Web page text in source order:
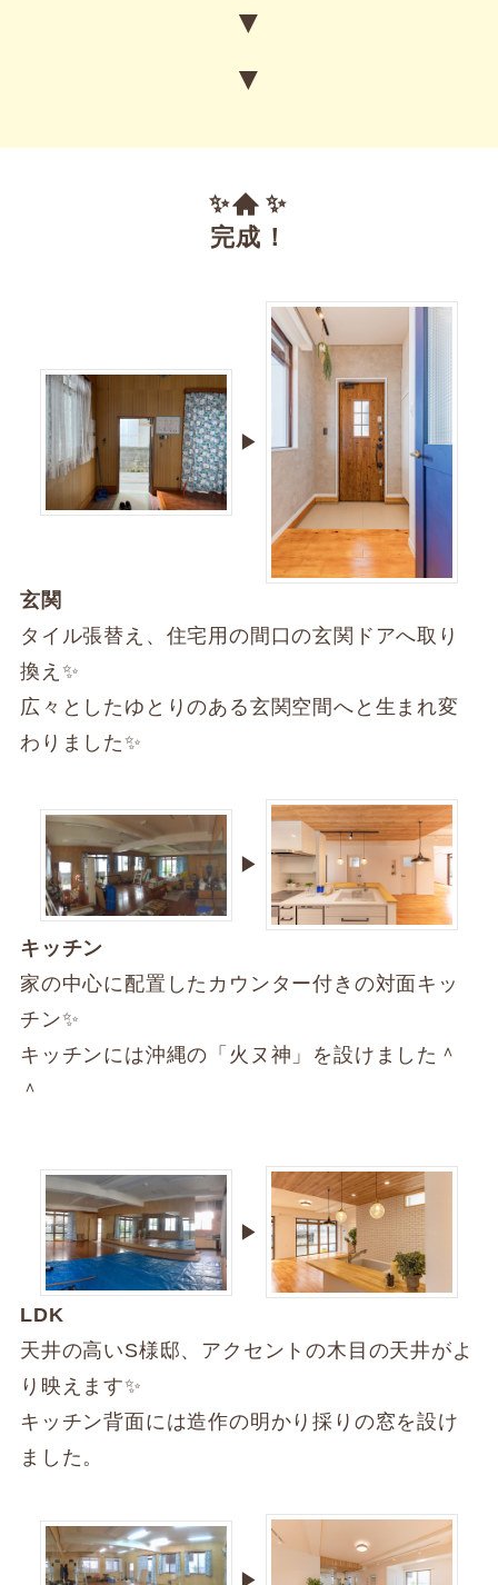
▼
▼
✨✨
完成！
▶
玄関
タイル張替え、住宅用の間口の玄関ドアへ取り
換え✨
広々としたゆとりのある玄関空間へと生まれ変
わりました✨
▶
キッチン
家の中心に配置したカウンター付きの対面キッ
チン✨
キッチンには沖縄の「火ヌ神」を設けました＾
＾
▶
LDK
天井の高いS様邸、アクセントの木目の天井がよ
り映えます✨
キッチン背面には造作の明かり採りの窓を設け
ました。
▶